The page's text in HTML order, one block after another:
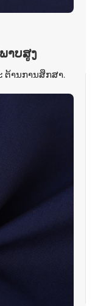
າບສູງ
ຕ້ານການສຶກສາ.